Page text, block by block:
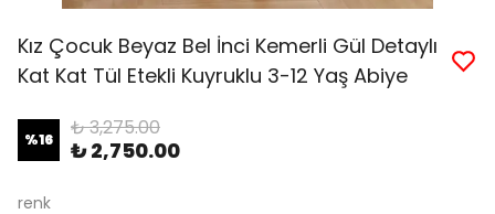
Kız Çocuk Beyaz Bel İnci Kemerli Gül Detaylı
Kat Kat Tül Etekli Kuyruklu 3-12 Yaş Abiye
%16 ₺ 3,275.00
₺ 2,750.00
renk